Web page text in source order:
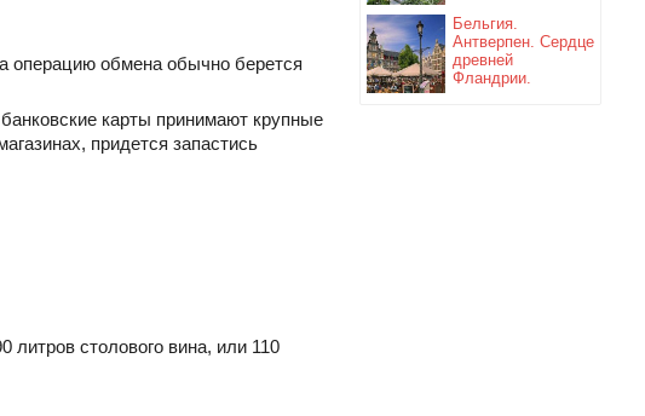
Бельгия.
Антверпен. Сердце
древней
Фландрии.
операцию обмена обычно берется
карты принимают крупные
придется запастись
литров столового вина, или 110